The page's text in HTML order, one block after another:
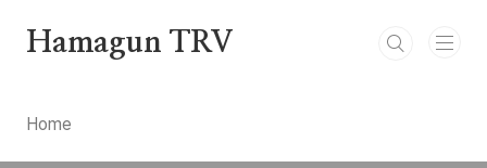
Hamagun TRV
Home